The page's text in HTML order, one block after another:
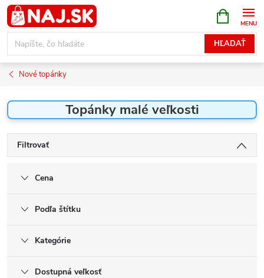
Prejsť
na
obsah
HĽADAŤ
KOŠÍK
Nové topánky
Topánky malé veľkosti
Filtrovať
Cena
Podľa štítku
Kategórie
Dostupná veľkosť